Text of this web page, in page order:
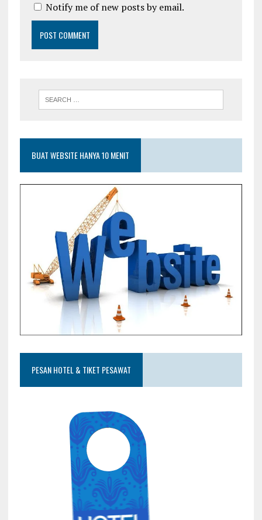
Notify me of new posts by email.
BUAT WEBSITE HANYA 10 MENIT
PESAN HOTEL & TIKET PESAWAT